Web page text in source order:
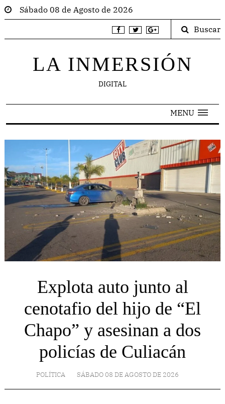
Sábado 08 de Agosto de 2026
Buscar
LA INMERSIÓN
DIGITAL
MENU
Explota auto junto al
cenotafio del hijo de “El
Chapo” y asesinan a dos
policías de Culiacán
POLÍTICA SÁBADO 08 DE AGOSTO DE 2026